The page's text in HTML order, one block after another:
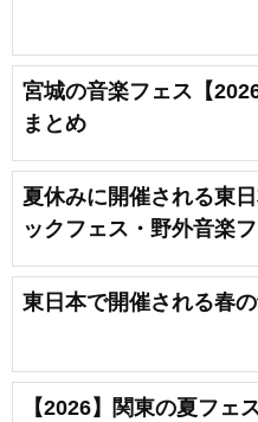
宮城の音楽フェス【
まとめ
夏休みに開催される東
ックフェス・野外音楽
東日本で開催される春
【2026】関東の夏フェ